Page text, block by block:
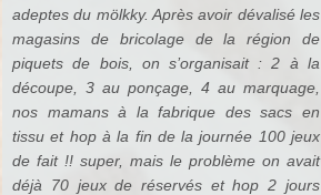
adeptes du mölkky. Après avoir dévalisé les
magasins de bricolage de la région de
piquets de bois, on s’organisait : 2 à la
découpe, 3 au ponçage, 4 au marquage,
nos mamans à la fabrique des sacs en
tissu et hop à la fin de la journée 100 jeux
de fait !! super, mais le problème on avait
déjà 70 jeux de réservés et hop 2 jours